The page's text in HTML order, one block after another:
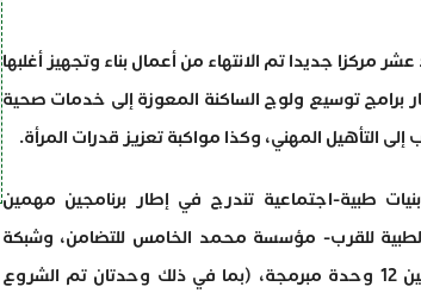
مركزا جديدا تم الانتهاء من أعمال بناء وتجهيز أغلبها
برامج توسيع ولوج الساكنة المعوزة إلى خدمات صحية
التأهيل المهني، وكذا مواكبة تعزيز قدرات المرأة.
طبية-اجتماعية تندرج في إطار برنامجين مهمين
للقرب- مؤسسة محمد الخامس للتضامن، وشبكة
المركز الوطني محمد السادس للمعاقين. ومن بين 12 وحدة مبرمجة، (بما في ذلك وحدتان تم الشروع